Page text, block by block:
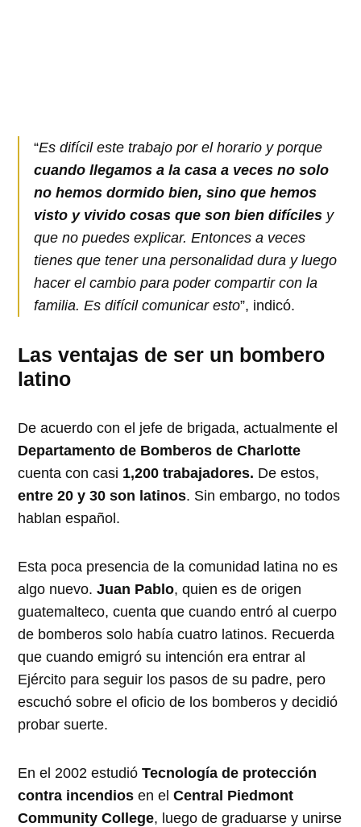
“Es difícil este trabajo por el horario y porque
cuando llegamos a la casa a veces no solo
no hemos dormido bien, sino que hemos
visto y vivido cosas que son bien difíciles y
que no puedes explicar. Entonces a veces
tienes que tener una personalidad dura y luego
hacer el cambio para poder compartir con la
familia. Es difícil comunicar esto”, indicó.
Las ventajas de ser un bombero
latino
De acuerdo con el jefe de brigada, actualmente el
Departamento de Bomberos de Charlotte
cuenta con casi 1,200 trabajadores. De estos,
entre 20 y 30 son latinos. Sin embargo, no todos
hablan español.
Esta poca presencia de la comunidad latina no es
algo nuevo.Juan Pablo, quien es de origen
guatemalteco, cuenta que cuando entró al cuerpo
de bomberos solo había cuatro latinos. Recuerda
que cuando emigró su intención era entrar al
Ejército para seguir los pasos de su padre, pero
escuchó sobre el oficio de los bomberos y decidió
probar suerte.
En el 2002 estudióTecnología de protección
contra incendios en elCentral Piedmont
Community College, luego de graduarse y unirse